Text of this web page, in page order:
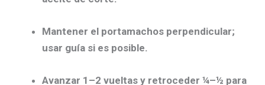
Mantener el portamachos perpendicular;
usar guía si es posible.
Avanzar 1–2 vueltas y retroceder ¼–½ para